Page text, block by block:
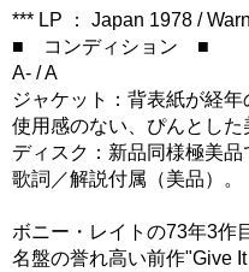
*** LP ： Japan 1978 /
■ コンディション ■
A- / A
ジャケット：背表紙が経
使用感のない、ぴんとした
ディスク：新品同様極美品
歌詞／解説付属（美品）。
ボニー・レイトの73年3作
名盤の誉れ高い前作"Give